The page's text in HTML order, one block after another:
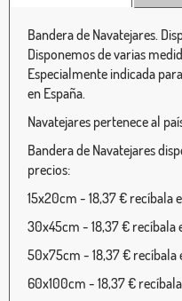
Bandera de Navatejares.
Disponemos de varias
Especialmente indicada
en España.
Navatejares pertenece al
Bandera de Navatejares
precios:
15x20cm - 18,37 € recíbala
30x45cm - 18,37 € recíbala
50x75cm - 18,37 € recíbala
60x100cm - 18,37 €